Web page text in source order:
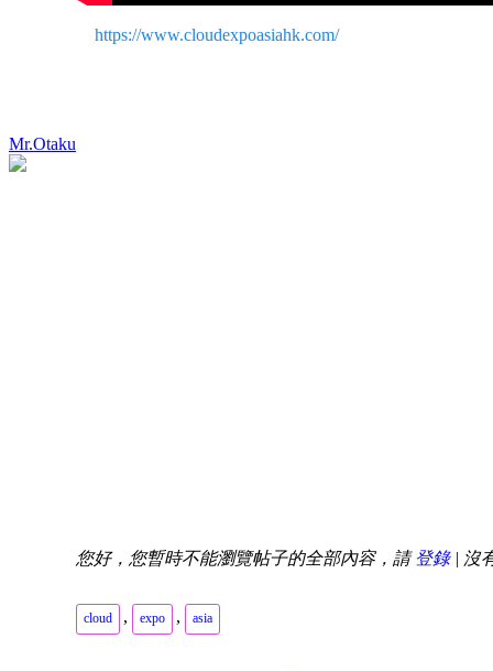
Mr.Otaku
https://www.cloudexpoasiahk.com/
您好，您暫時不能瀏覽帖子的全部內容，請登錄| 沒
cloud , expo , asia